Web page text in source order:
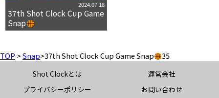
2024.07.18
37th Shot Clock Cup Game
Snap
TOP >Snap>37th Shot Clock Cup Game Snap 35
Shot Clockとは
運営会社
プライバシーポリシー
お問い合わせ